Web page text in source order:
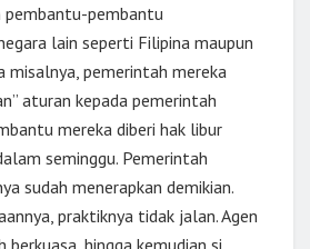
pembantu-pembantu
lain seperti Filipina maupun
misalnya, pemerintah mereka
aturan kepada pemerintah
mereka diberi hak libur
seminggu. Pemerintah
sudah menerapkan demikian.
praktiknya tidak jalan. Agen
berkuasa, hingga kemudian si